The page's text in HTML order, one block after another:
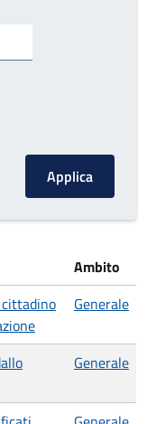
Ambito
Generale
Generale